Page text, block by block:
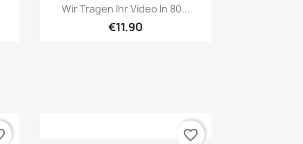
เปิดหน้าต่างย่อ
Wir Tragen Ihr Video In 80...
€11.90
favorite_border